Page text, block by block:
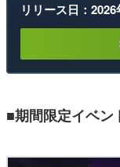
リリース日：
■期間限定イベン